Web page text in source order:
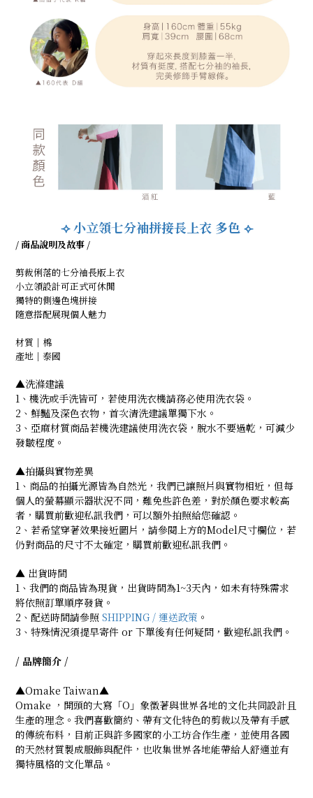
⟢ 小立領七分袖拼接長上衣 多色 ⟣
/ 商品說明及故事 /
剪裁俐落的七分袖長版上衣
小立領設計可正式可休閒
獨特的側邊色塊拼接
隨意搭配展現個人魅力
材質｜棉
產地｜泰國
▲洗滌建議
1、機洗或手洗皆可，若使用洗衣機請務必使用洗衣袋。
2、鮮豔及深色衣物，首次清洗建議單獨下水。
3、亞麻材質商品若機洗建議使用洗衣袋，脫水不要過乾，可減少
發皺程度。
▲拍攝與實物差異
1、商品的拍攝光源皆為自然光，我們已讓照片與實物相近，但每
個人的螢幕顯示器狀況不同，難免些許色差，對於顏色要求較高
者，購買前歡迎私訊我們，可以額外拍照給您確認。
2、若希望穿著效果接近圖片，請參閱上方的Model尺寸欄位，若
仍對商品的尺寸不太確定，購買前歡迎私訊我們。
▲ 出貨時間
1、我們的商品皆為現貨，出貨時間為1~3天內，如未有特殊需求
將依照訂單順序發貨。
2、配送時間請參照 SHIPPING / 運送政策 。
3、特殊情況須提早寄件 or 下單後有任何疑問，歡迎私訊我們。
/ 品牌簡介 /
▲Omake Taiwan▲
Omake ，開頭的大寫「O」象徵著與世界各地的文化共同設計且
生產的理念。我們喜歡簡約、帶有文化特色的剪裁以及帶有手感
的傳統布料，目前正與許多國家的小工坊合作生產，並使用各國
的天然材質製成服飾與配件，也收集世界各地能帶給人舒適並有
獨特風格的文化單品。